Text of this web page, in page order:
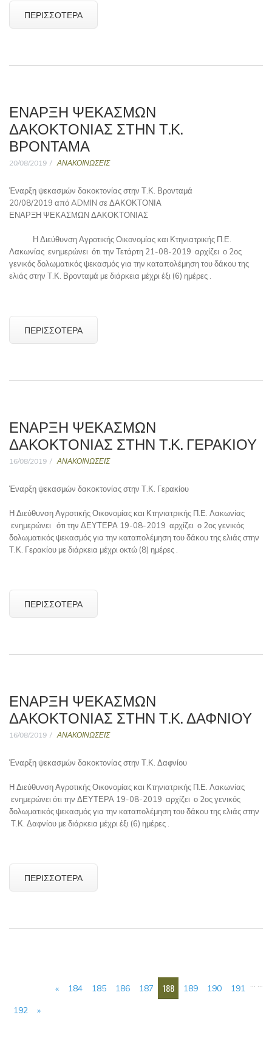
ΠΕΡΙΣΣΌΤΕΡΑ
ΈΝΑΡΞΗ ΨΕΚΑΣΜΏΝ
ΔΑΚΟΚΤΟΝΊΑΣ ΣΤΗΝ Τ.Κ.
ΒΡΟΝΤΑΜΆ
20/08/2019 ΑΝΑΚΟΙΝΩΣΕΙΣ
Έναρξη ψεκασμών δακοκτονίας στην Τ.Κ. Βρονταμά
20/08/2019 από ADMIN σε ΔΑΚΟΚΤΟΝΙΑ
ΕΝΑΡΞΗ ΨΕΚΑΣΜΩΝ ΔΑΚΟΚΤΟΝΙΑΣ
Η Διεύθυνση Αγροτικής Οικονομίας και Κτηνιατρικής Π.Ε.
Λακωνίας ενημερώνει ότι την Τετάρτη 21-08-2019 αρχίζει ο 2ος
γενικός δολωματικός ψεκασμός για την καταπολέμηση του δάκου της
ελιάς στην Τ.Κ. Βρονταμά με διάρκεια μέχρι έξι (6) ημέρες .
ΠΕΡΙΣΣΌΤΕΡΑ
ΈΝΑΡΞΗ ΨΕΚΑΣΜΏΝ
ΔΑΚΟΚΤΟΝΊΑΣ ΣΤΗΝ Τ.Κ. ΓΕΡΑΚΊΟΥ
16/08/2019 ΑΝΑΚΟΙΝΩΣΕΙΣ
Έναρξη ψεκασμών δακοκτονίας στην Τ.Κ. Γερακίου
Η Διεύθυνση Αγροτικής Οικονομίας και Κτηνιατρικής Π.Ε. Λακωνίας
ενημερώνει ότι την ΔΕΥΤΕΡΑ 19-08-2019 αρχίζει ο 2ος γενικός
δολωματικός ψεκασμός για την καταπολέμηση του δάκου της ελιάς στην
Τ.Κ. Γερακίου με διάρκεια μέχρι οκτώ (8) ημέρες .
ΠΕΡΙΣΣΌΤΕΡΑ
ΈΝΑΡΞΗ ΨΕΚΑΣΜΏΝ
ΔΑΚΟΚΤΟΝΊΑΣ ΣΤΗΝ Τ.Κ. ΔΑΦΝΊΟΥ
16/08/2019 ΑΝΑΚΟΙΝΩΣΕΙΣ
Έναρξη ψεκασμών δακοκτονίας στην Τ.Κ. Δαφνίου
Η Διεύθυνση Αγροτικής Οικονομίας και Κτηνιατρικής Π.Ε. Λακωνίας
ενημερώνει ότι την ΔΕΥΤΕΡΑ 19-08-2019 αρχίζει ο 2ος γενικός
δολωματικός ψεκασμός για την καταπολέμηση του δάκου της ελιάς στην
Τ.Κ. Δαφνίου με διάρκεια μέχρι έξι (6) ημέρες .
ΠΕΡΙΣΣΌΤΕΡΑ
« 184 185 186 187 188 189 190
191
192
»